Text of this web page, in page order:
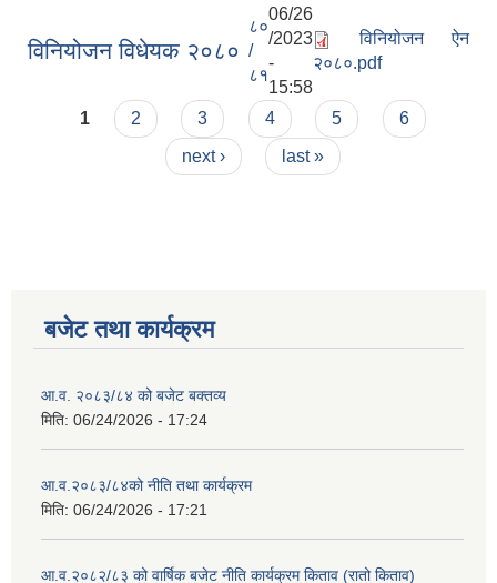
विनियोजन विधेयक २०८०
८०
/
८१
06/26
/2023
-
15:58
विनियोजन ऐन
२०८०.pdf
Pages
1 2 3 4 5
6
next ›
last »
बजेट तथा कार्यक्रम
आ.व. २०८३/८४ को बजेट बक्तव्य
मिति: 06/24/2026 - 17:24
आ.व.२०८३/८४को नीति तथा कार्यक्रम
मिति: 06/24/2026 - 17:21
आ.व.२०८२/८३ को वार्षिक बजेट नीति कार्यक्रम किताव (रातो किताव)